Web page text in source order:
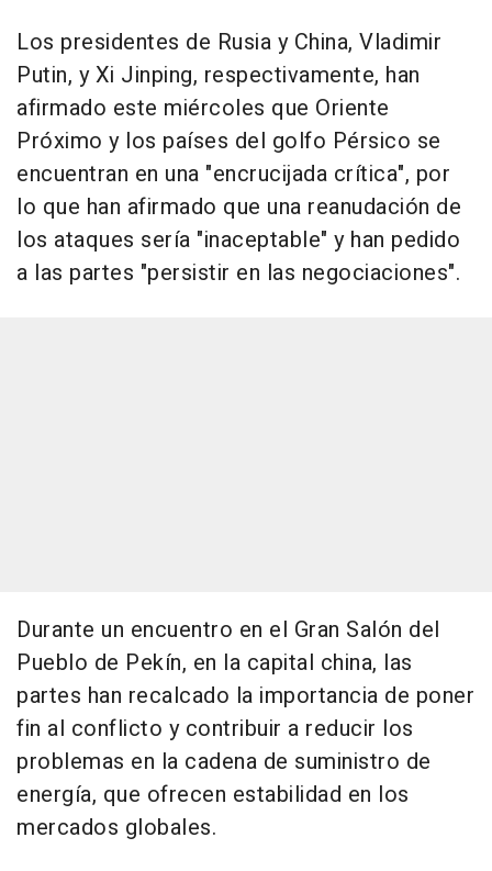
Los presidentes de Rusia y China, Vladimir
Putin, y Xi Jinping, respectivamente, han
afirmado este miércoles que Oriente
Próximo y los países del golfo Pérsico se
encuentran en una "encrucijada crítica", por
lo que han afirmado que una reanudación de
los ataques sería "inaceptable" y han pedido
a las partes "persistir en las negociaciones".
Durante un encuentro en el Gran Salón del
Pueblo de Pekín, en la capital china, las
partes han recalcado la importancia de poner
fin al conflicto y contribuir a reducir los
problemas en la cadena de suministro de
energía, que ofrecen estabilidad en los
mercados globales.